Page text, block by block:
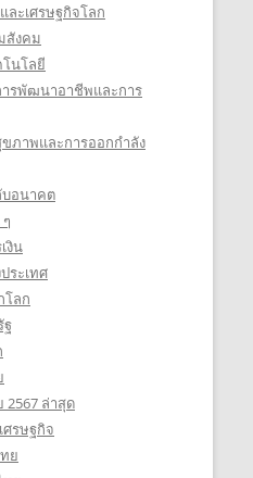
ละเศรษฐกิจโลก
สังคม
นโลยี
ารพัฒนาอาชีพและการ
ภาพและการออกกำลัง
บอนาคต
งิน
ระเทศ
โลก
ฐ
2567 ล่าสุด
ศรษฐกิจ
ย